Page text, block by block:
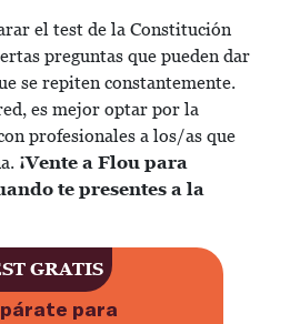
el test de la Constitución
preguntas que pueden dar
se repiten constantemente.
es mejor optar por la
profesionales a los/as que
¡Vente a Flou para
te presentes a la
para
GRATIS